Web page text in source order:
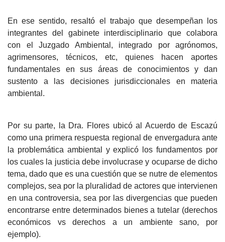
En ese sentido, resaltó el trabajo que desempeñan los
integrantes del gabinete interdisciplinario que colabora
con el Juzgado Ambiental, integrado por agrónomos,
agrimensores, técnicos, etc, quienes hacen aportes
fundamentales en sus áreas de conocimientos y dan
sustento a las decisiones jurisdiccionales en materia
ambiental.
Por su parte, la Dra. Flores ubicó al Acuerdo de Escazú
como una primera respuesta regional de envergadura ante
la problemática ambiental y explicó los fundamentos por
los cuales la justicia debe involucrase y ocuparse de dicho
tema, dado que es una cuestión que se nutre de elementos
complejos, sea por la pluralidad de actores que intervienen
en una controversia, sea por las divergencias que pueden
encontrarse entre determinados bienes a tutelar (derechos
económicos vs derechos a un ambiente sano, por
ejemplo).